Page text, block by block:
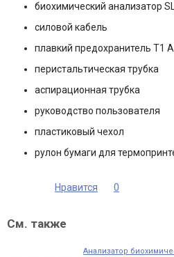
биохимический анализатор
силовой кабель
плавкий предохранитель T1
перистальтическая трубка
аспирационная трубка
руководство пользователя
пластиковый чехол
рулон бумаги для
Нравится 0
См. также
Анализатор